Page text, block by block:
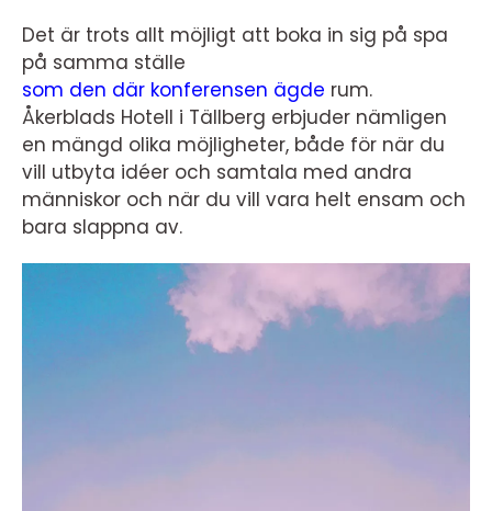
Det är trots allt möjligt att boka in sig på spa
på samma ställe
som den där konferensen ägde rum.
Åkerblads Hotell i Tällberg erbjuder nämligen
en mängd olika möjligheter, både för när du
vill utbyta idéer och samtala med andra
människor och när du vill vara helt ensam och
bara slappna av.